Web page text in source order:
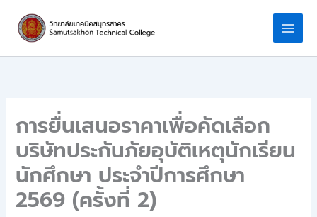
content
การยื่นเสนอราคาเพื่อคัดเลือก
บริษัทประกันภัยอุบัติเหตุนักเรียน
นักศึกษา ประจำปีการศึกษา
2569 (ครั้งที่ 2)